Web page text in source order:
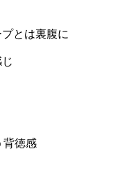
とは裏腹に
背徳感